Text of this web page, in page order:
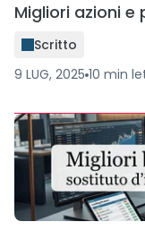
Migliori azioni e
Scritto
9 LUG, 2025 10 min